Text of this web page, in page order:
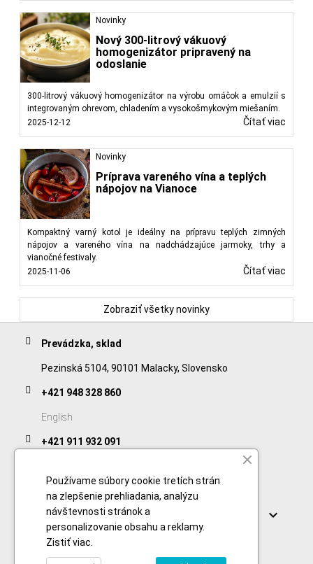
Novinky
Nový 300-litrový vákuový
homogenizátor pripravený na
odoslanie
300-litrový vákuový homogenizátor na výrobu omáčok a emulzií s
integrovaným ohrevom, chladením a vysokošmykovým miešaním.
2025-12-12
Čítať viac
Novinky
Príprava vareného vína a teplých
nápojov na Vianoce
Kompaktný varný kotol je ideálny na prípravu teplých zimných
nápojov a vareného vína na nadchádzajúce jarmoky, trhy a
vianočné festivaly.
2025-11-06
Čítať viac
Zobraziť všetky novinky
Prevádzka, sklad
Pezinská 5104, 90101 Malacky, Slovensko
+421 948 328 860
English
+421 911 932 091
Odkazy 
Používame súbory cookie tretích strán
na zlepšenie prehliadania, analýzu
návštevnosti stránok a
personalizovanie obsahu a reklamy.
Zistiť viac